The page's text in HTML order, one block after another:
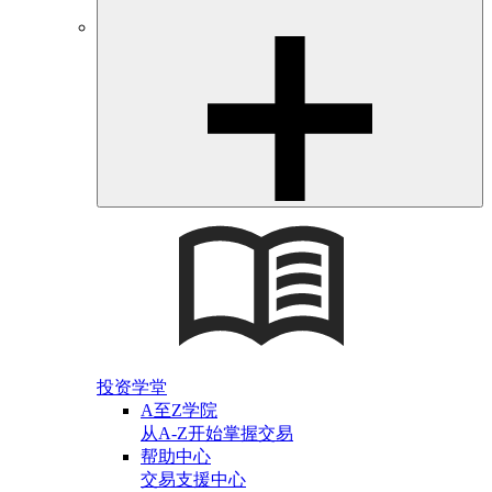
投资学堂
A至Z学院
从A-Z开始掌握交易
帮助中心
交易支援中心